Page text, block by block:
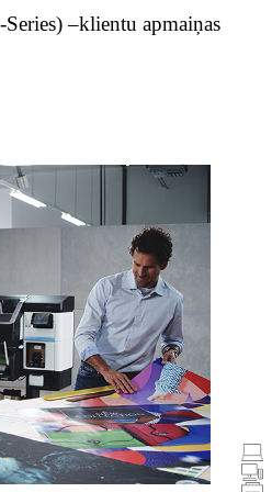
–klientu apmaiņas